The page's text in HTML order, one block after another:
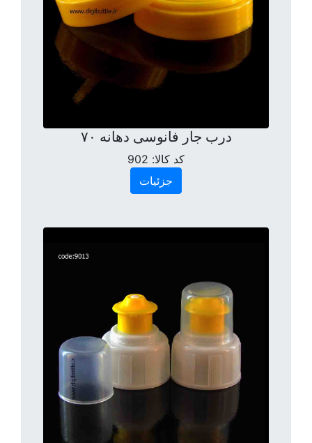
درب جار فانوسی دهانه ۷۰
کد کالا: 902
جزئیات